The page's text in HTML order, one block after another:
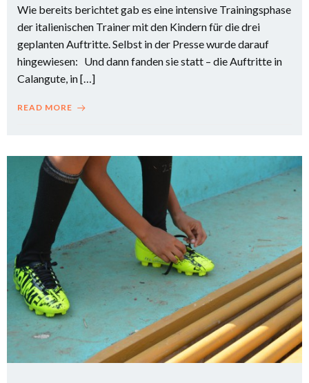
Wie bereits berichtet gab es eine intensive Trainingsphase
der italienischen Trainer mit den Kindern für die drei
geplanten Auftritte. Selbst in der Presse wurde darauf
hingewiesen: Und dann fanden sie statt – die Auftritte in
Calangute, in […]
READ MORE